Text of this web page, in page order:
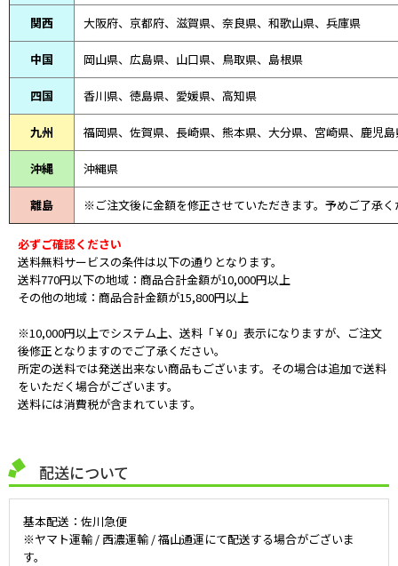
関西 大阪府、京都府、滋賀県、奈良県、和歌山県、兵庫県
中国 岡山県、広島県、山口県、鳥取県、島根県
四国 香川県、徳島県、愛媛県、高知県
九州 福岡県、佐賀県、長崎県、熊本県、大分県、宮崎県、鹿児
沖縄 沖縄県
離島 ※ご注文後に金額を修正させていただきます。予めご了承く
必ずご確認ください
送料無料サービスの条件は以下の通りとなります。
送料770円以下の地域：商品合計金額が10,000円以上
その他の地域：商品合計金額が15,800円以上
※10,000円以上でシステム上、送料「￥0」表示になりますが、ご注文
後修正となりますのでご了承ください。
所定の送料では発送出来ない商品もございます。その場合は追加で送料
をいただく場合がございます。
送料には消費税が含まれています。
配送について
基本配送：佐川急便
※ヤマト運輸 / 西濃運輸 / 福山通運にて配送する場合がございま
す。